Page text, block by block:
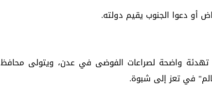
أو دعوا الجنوب يقيم دولته.
تهدئة واضحة لصراعات الفوضى في عدن، ويتولى محافظ
في تعز إلى شبوة.